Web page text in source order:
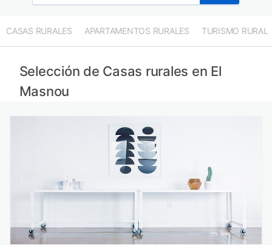
CASAS RURALES APARTAMENTOS RURALES TURISMO RURAL
Selección de Casas rurales en El
Masnou